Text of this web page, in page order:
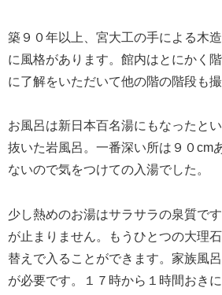
築９０年以上、宮大工の手による木
に風格があります。館内はとにかく
に了解をいただいて他の階の階段も
お風呂は新日本百名湯にもなったと
抜いた岩風呂。一番深い所は９０cm
ないので気をつけての入湯でした。
少し熱めのお湯はサラサラの泉質で
が止まりません。もうひとつの大理
替えで入ることができます。家族風
が必要です。１７時から１時間おき